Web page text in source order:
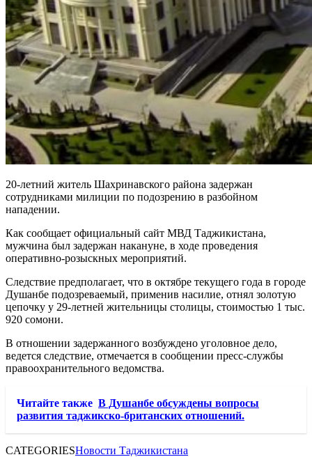
20-летний житель Шахринавского района задержан
сотрудниками милиции по подозрению в разбойном
нападении.
Как сообщает официальный сайт МВД Таджикистана,
мужчина был задержан накануне, в ходе проведения
оперативно-розыскных мероприятий.
Следствие предполагает, что в октябре текущего года в городе
Душанбе подозреваемый, применив насилие, отнял золотую
цепочку у 29-летней жительницы столицы, стоимостью 1 тыс.
920 сомони.
В отношении задержанного возбуждено уголовное дело,
ведется следствие, отмечается в сообщении пресс-службы
правоохранительного ведомства.
Читайте также В Душанбе обсуждены вопросы
развития таджикско-британских отношений.
CATEGORIESНовости Таджикистана